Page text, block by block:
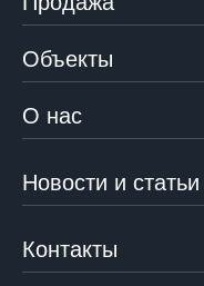
Объекты
О нас
Новости и статьи
Контакты